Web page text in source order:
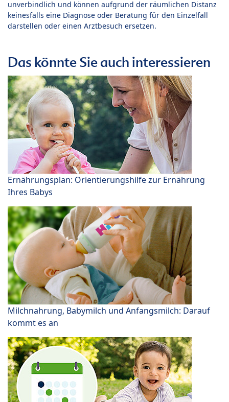
unverbindlich und können aufgrund der räumlichen Distanz
keinesfalls eine Diagnose oder Beratung für den Einzelfall
darstellen oder einen Arztbesuch ersetzen.
Das könnte Sie auch interessieren
Ernährungsplan: Orientierungshilfe zur Ernährung
Ihres Babys
Milchnahrung, Babymilch und Anfangsmilch: Darauf
kommt es an